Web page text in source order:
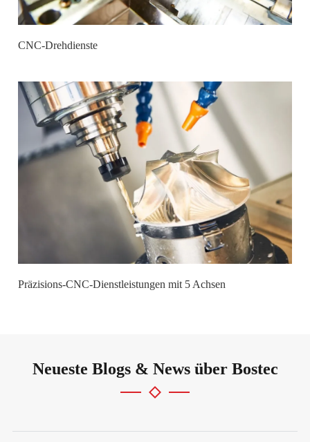
CNC-Drehdienste
Präzisions-CNC-Dienstleistungen mit 5 Achsen
Neueste Blogs & News über Bostec